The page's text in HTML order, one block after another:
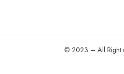
© 2023 – All Right